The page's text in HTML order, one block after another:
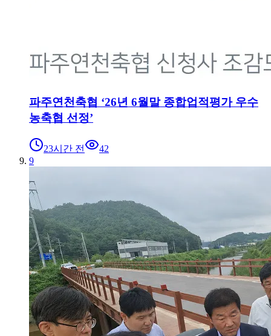
파주연천축협 ‘26년 6월말 종합업적평가 우수
농축협 선정’
23시간 전
42
9